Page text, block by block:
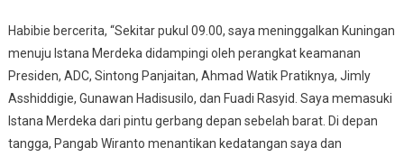
Habibie bercerita, “Sekitar pukul 09.00, saya meninggalkan Kuningan
menuju Istana Merdeka didampingi oleh perangkat keamanan
Presiden, ADC, Sintong Panjaitan, Ahmad Watik Pratiknya, Jimly
Asshiddigie, Gunawan Hadisusilo, dan Fuadi Rasyid. Saya memasuki
Istana Merdeka dari pintu gerbang depan sebelah barat. Di depan
tangga, Pangab Wiranto menantikan kedatangan saya dan